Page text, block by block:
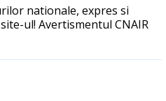
nationale, expres si
ul! Avertismentul CNAIR